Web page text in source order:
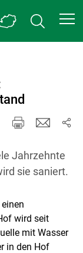
Jahrzehnte
sie saniert.
wird seit
mit Wasser
in den Hof